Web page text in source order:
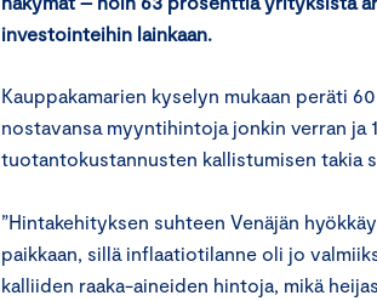
investointeihin lainkaan.
Kauppakamarien kyselyn mukaan peräti
nostavansa myyntihintoja jonkin verran ja
tuotantokustannusten kallistumisen takia
”Hintakehityksen suhteen Venäjän
paikkaan, sillä inflaatiotilanne oli jo
kalliiden raaka-aineiden hintoja, mikä